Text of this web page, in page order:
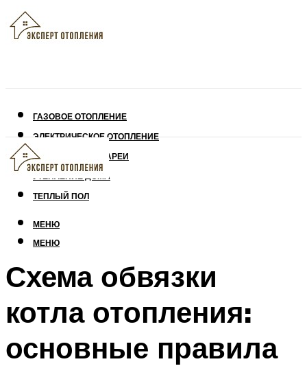
ГАЗОВОЕ ОТОПЛЕНИЕ
ЭЛЕКТРИЧЕСКОЕ ОТОПЛЕНИЕ
СОЛНЕЧНЫЕ БАТАРЕИ
УТЕПЛЕНИЕ ДОМА
ТЕПЛЫЙ ПОЛ
МЕНЮ
МЕНЮ
Схема обвязки
котла отопления:
основные правила